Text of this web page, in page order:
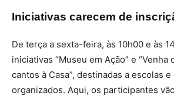
Iniciativas carecem de
De terça a sexta-feira, às 10h00 e às
iniciativas “Museu em Ação” e “Venha
cantos à Casa”, destinadas a escolas
organizados. Aqui, os participantes